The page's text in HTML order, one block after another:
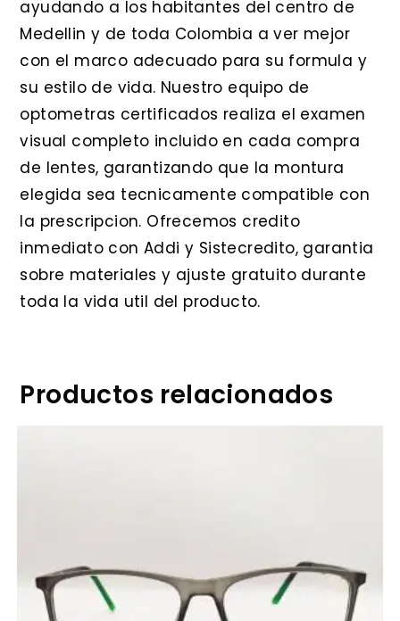
ayudando a los habitantes del centro de
Medellin y de toda Colombia a ver mejor
con el marco adecuado para su formula y
su estilo de vida. Nuestro equipo de
optometras certificados realiza el examen
visual completo incluido en cada compra
de lentes, garantizando que la montura
elegida sea tecnicamente compatible con
la prescripcion. Ofrecemos credito
inmediato con Addi y Sistecredito, garantia
sobre materiales y ajuste gratuito durante
toda la vida util del producto.
Productos relacionados